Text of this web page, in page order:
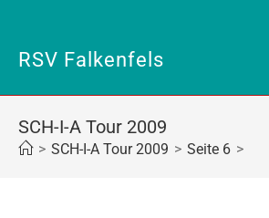
springen
RSV Falkenfels
SCH-I-A Tour 2009
> SCH-I-A Tour 2009 > Seite 6 >